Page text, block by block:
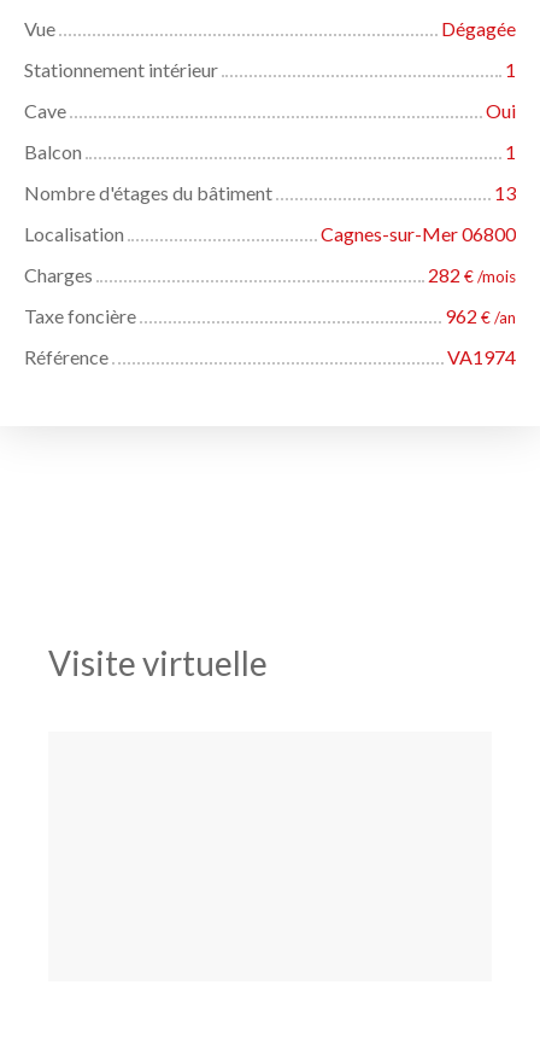
Vue
Dégagée
Stationnement intérieur
1
Cave
Oui
Balcon
1
Nombre d'étages du bâtiment
13
Localisation
Cagnes-sur-Mer 06800
Charges
282 € /mois
Taxe foncière 962 € /an
Référence VA1974
Visite virtuelle